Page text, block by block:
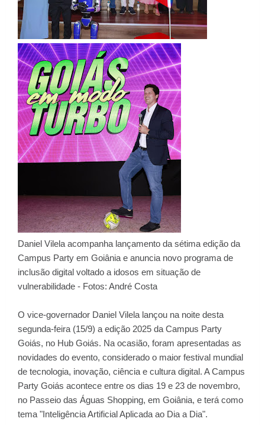
Daniel Vilela acompanha lançamento da sétima edição da
Campus Party em Goiânia e anuncia novo programa de
inclusão digital voltado a idosos em situação de
vulnerabilidade - Fotos: André Costa
O vice-governador Daniel Vilela lançou na noite desta
segunda-feira (15/9) a edição 2025 da Campus Party
Goiás, no Hub Goiás. Na ocasião, foram apresentadas as
novidades do evento, considerado o maior festival mundial
de tecnologia, inovação, ciência e cultura digital. A Campus
Party Goiás acontece entre os dias 19 e 23 de novembro,
no Passeio das Águas Shopping, em Goiânia, e terá como
tema "Inteligência Artificial Aplicada ao Dia a Dia".